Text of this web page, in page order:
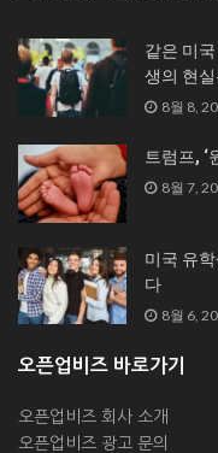
같은 미
생의 현
8월 8,
트럼프, ‘
8월 7,
미국 유학
다
8월 6,
오픈업비즈 바로가기
오픈업비즈 회사 소개
오픈업비즈 광고 문의